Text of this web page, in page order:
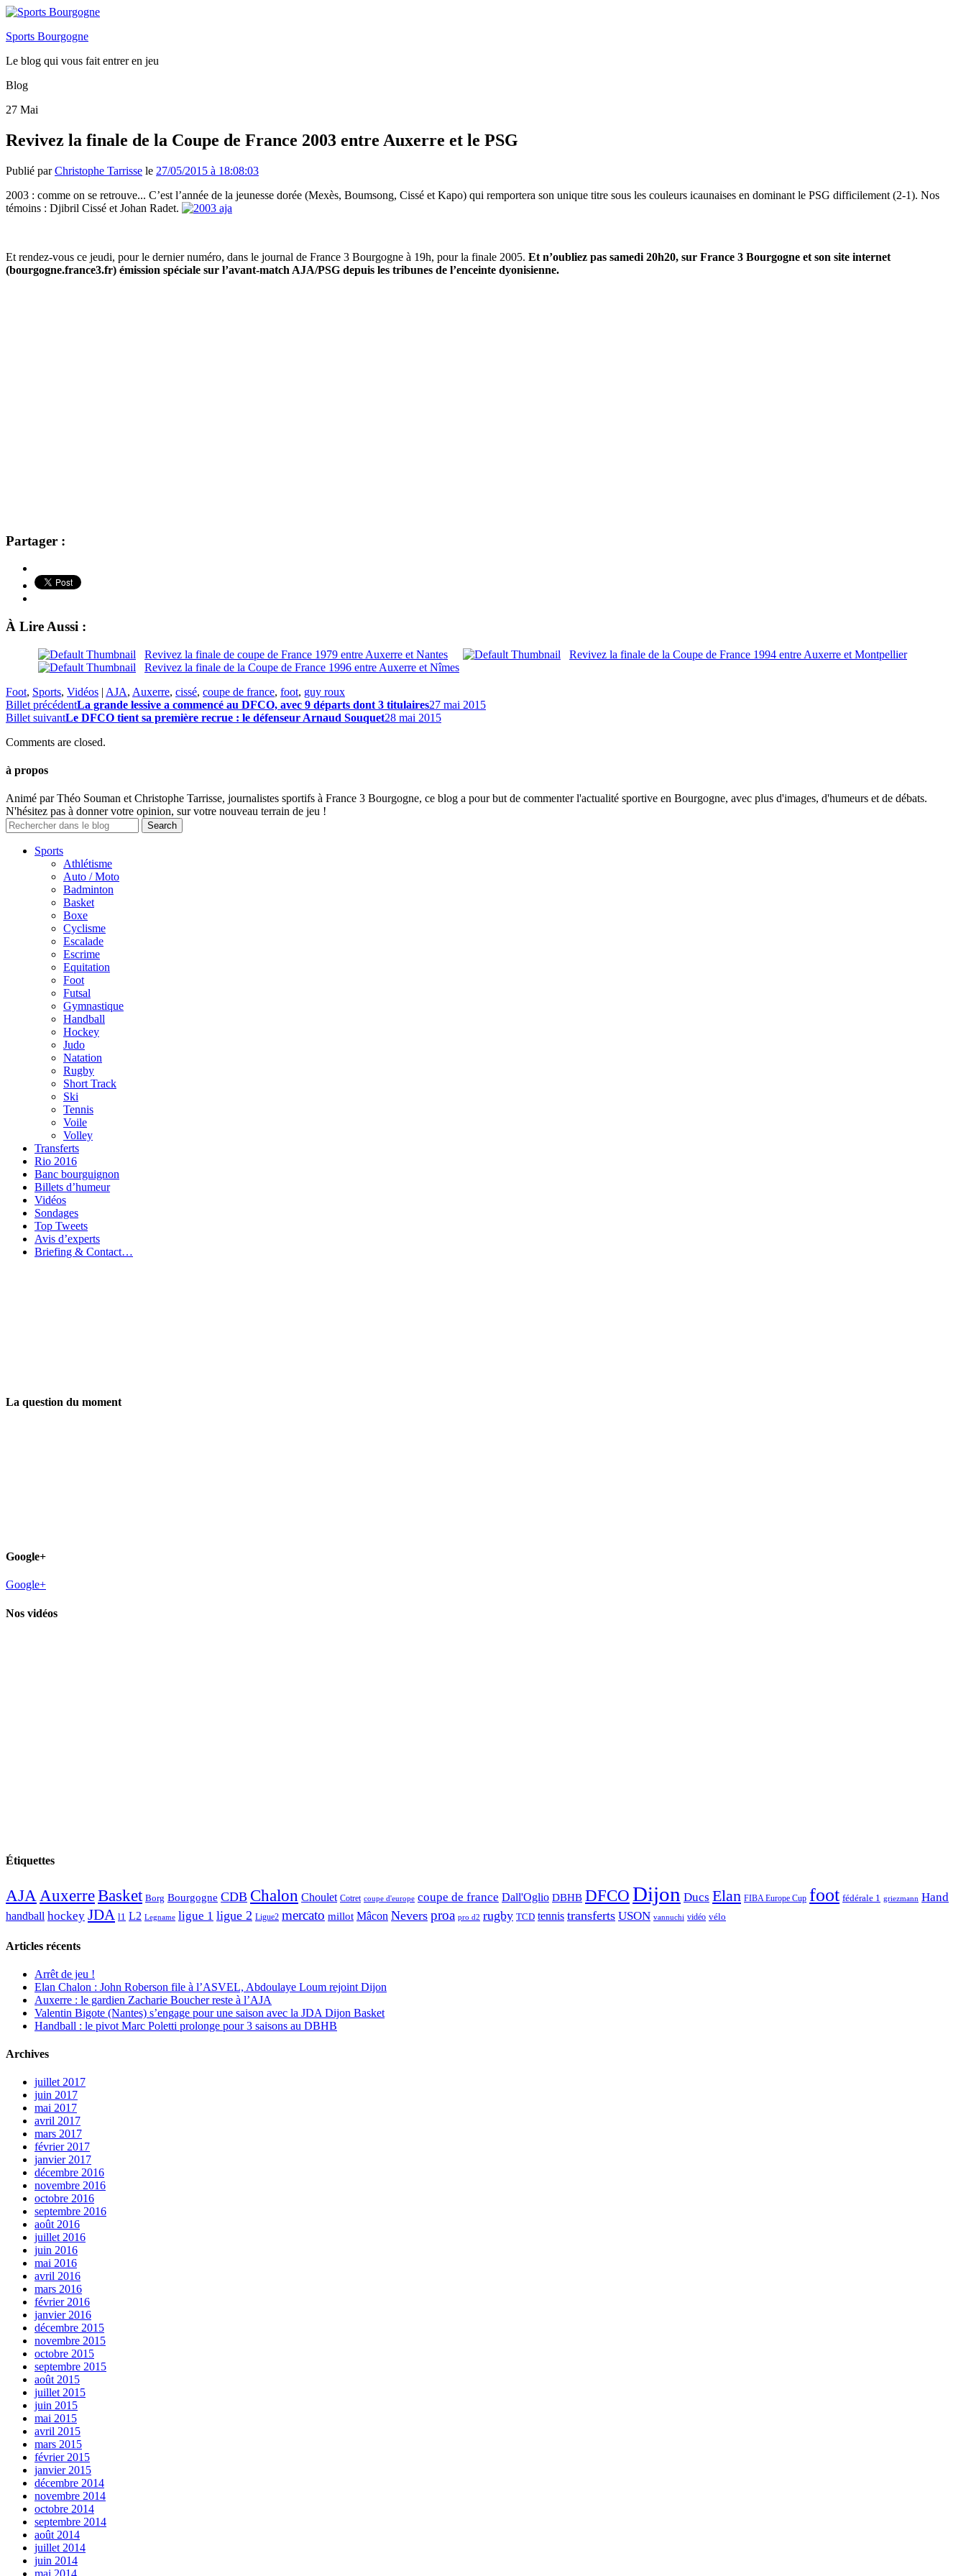
Sports Bourgogne
Le blog qui vous fait entrer en jeu
Blog
27 Mai
Revivez la finale de la Coupe de France 2003 entre Auxerre et le PSG
Publié parChristophe Tarrisse le 27/05/2015 à 18:08:03
2003 : comme on se retrouve... C’est l’année de la jeunesse dorée (Mexès, Boumsong, Cissé et Kapo) qui remportera son unique titre sous les couleurs icaunaises en dominant le PSG difficilement (2-1). Nos
témoins : Djibril Cissé et Johan Radet.
Et rendez-vous ce jeudi, pour le dernier numéro, dans le journal de France 3 Bourgogne à 19h, pour la finale 2005. Et n’oubliez pas samedi 20h20, sur France 3 Bourgogne et son site internet
(bourgogne.france3.fr) émission spéciale sur l’avant-match AJA/PSG depuis les tribunes de l’enceinte dyonisienne.
Partager :
À Lire Aussi :
Revivez la finale de coupe de France 1979 entre Auxerre et Nantes
Revivez la finale de la Coupe de France 1994 entre Auxerre et Montpellier
Revivez la finale de la Coupe de France 1996 entre Auxerre et Nîmes
Foot, Sports, Vidéos | AJA, Auxerre, cissé, coupe de france, foot, guy roux
Billet précédentLa grande lessive a commencé au DFCO, avec 9 départs dont 3 titulaires27 mai 2015
Billet suivantLe DFCO tient sa première recrue : le défenseur Arnaud Souquet28 mai 2015
Comments are closed.
à propos
Animé par Théo Souman et Christophe Tarrisse, journalistes sportifs à France 3 Bourgogne, ce blog a pour but de commenter l'actualité sportive en Bourgogne, avec plus d'images, d'humeurs et de débats.
N'hésitez pas à donner votre opinion, sur votre nouveau terrain de jeu !
Sports
Athlétisme
Auto / Moto
Badminton
Basket
Boxe
Cyclisme
Escalade
Escrime
Equitation
Foot
Futsal
Gymnastique
Handball
Hockey
Judo
Natation
Rugby
Short Track
Ski
Tennis
Voile
Volley
Transferts
Rio 2016
Banc bourguignon
Billets d’humeur
Vidéos
Sondages
Top Tweets
Avis d’experts
Briefing & Contact…
La question du moment
Google+
Google+
Nos vidéos
Étiquettes
AJAAuxerreBasket Borg Bourgogne CDB Chalon Choulet Cotret coupe d'europe coupe de france Dall'Oglio DBHB DFCODijon Ducs Elan FIBA Europe Cup foot fédérale 1 griezmann Hand
handball hockey JDA l1 L2 Legname ligue 1 ligue 2 Ligue2 mercato millot Mâcon Nevers proa pro d2 rugby TCD tennis transferts USON vannuchi vidéo vélo
Articles récents
Arrêt de jeu !
Elan Chalon : John Roberson file à l’ASVEL, Abdoulaye Loum rejoint Dijon
Auxerre : le gardien Zacharie Boucher reste à l’AJA
Valentin Bigote (Nantes) s’engage pour une saison avec la JDA Dijon Basket
Handball : le pivot Marc Poletti prolonge pour 3 saisons au DBHB
Archives
juillet 2017
juin 2017
mai 2017
avril 2017
mars 2017
février 2017
janvier 2017
décembre 2016
novembre 2016
octobre 2016
septembre 2016
août 2016
juillet 2016
juin 2016
mai 2016
avril 2016
mars 2016
février 2016
janvier 2016
décembre 2015
novembre 2015
octobre 2015
septembre 2015
août 2015
juillet 2015
juin 2015
mai 2015
avril 2015
mars 2015
février 2015
janvier 2015
décembre 2014
novembre 2014
octobre 2014
septembre 2014
août 2014
juillet 2014
juin 2014